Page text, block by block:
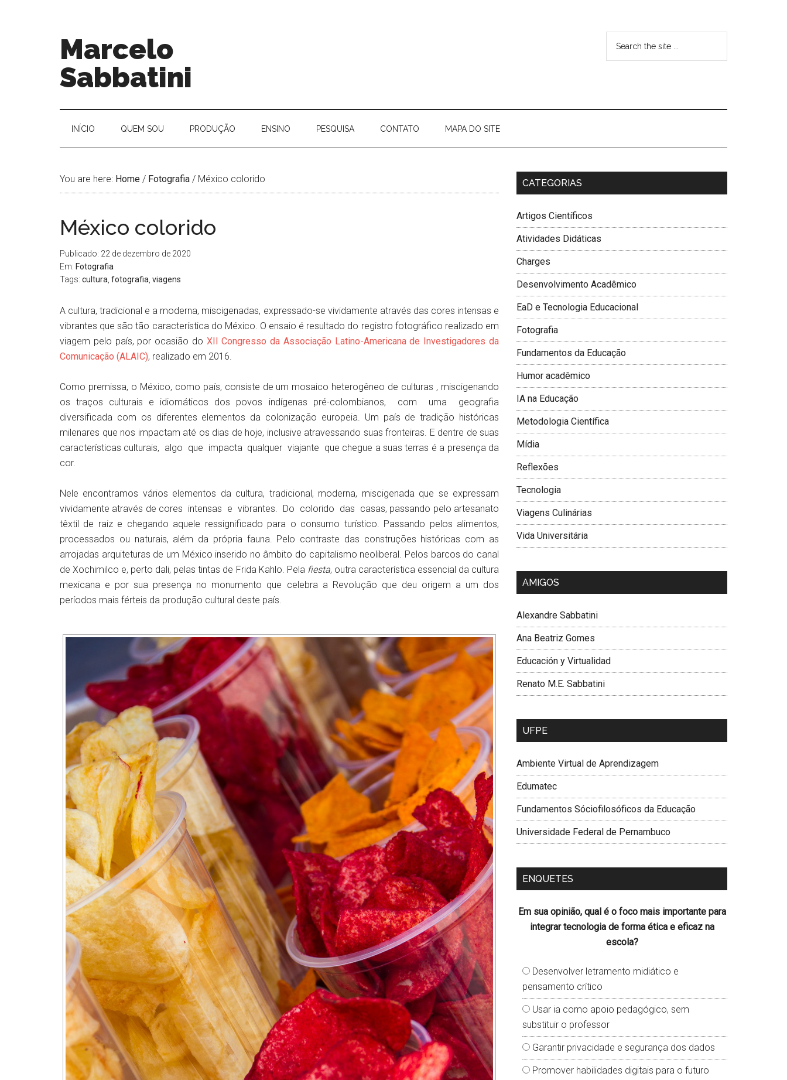
Marcelo
Sabbatini
INÍ­CIO QUEM SOU PRODUÇÃO ENSINO PESQUISA CONTATO MAPA DO SITE
You are here: Home / Fotografia / México colorido
México colorido
Publicado: 22 de dezembro de 2020
Em: Fotografia
Tags: cultura fotografia viagens
A cultura, tradicional e a moderna, miscigenadas, expressado-se vividamente através das cores intensas e
vibrantes que são tão característica do México. O ensaio é resultado do registro fotográfico realizado em
viagem pelo país, por ocasião do XII Congresso da Associação Latino-Americana de Investigadores da
Comunicação (ALAIC), realizado em 2016.
Como premissa, o México, como país, consiste de um mosaico heterogêneo de culturas , miscigenando
os traços culturais e idiomáticos dos povos indígenas pré-colombianos, com uma geografia
diversificada com os diferentes elementos da colonização europeia. Um país de tradição históricas
milenares que nos impactam até os dias de hoje, inclusive atravessando suas fronteiras. E dentre de suas
características culturais, algo que impacta qualquer viajante que chegue a suas terras é a presença da
cor.
Nele encontramos vários elementos da cultura, tradicional, moderna, miscigenada que se expressam
vividamente através de cores intensas e vibrantes. Do colorido das casas, passando pelo artesanato
têxtil de raiz e chegando aquele ressignificado para o consumo turístico. Passando pelos alimentos,
processados ou naturais, além da própria fauna. Pelo contraste das construções históricas com as
arrojadas arquiteturas de um México inserido no âmbito do capitalismo neoliberal. Pelos barcos do canal
de Xochimilco e, perto dali, pelas tintas de Frida Kahlo. Pelafiesta, outra característica essencial da cultura
mexicana e por sua presença no monumento que celebra a Revolução que deu origem a um dos
períodos mais férteis da produção cultural deste país.
CATEGORIAS
Artigos Científicos
Atividades Didáticas
Charges
Desenvolvimento Acadêmico
EaD e Tecnologia Educacional
Fotografia
Fundamentos da Educação
Humor acadêmico
IA na Educação
Metodologia Cientí­fica
Mí­dia
Reflexões
Tecnologia
Viagens Culinárias
Vida Universitária
AMIGOS
Alexandre Sabbatini
Ana Beatriz Gomes
Educación y Virtualidad
Renato M.E. Sabbatini
UFPE
Ambiente Virtual de Aprendizagem
Edumatec
Fundamentos Sóciofilosóficos da Educação
Universidade Federal de Pernambuco
ENQUETES
Em sua opinião, qual é o foco mais importante para
integrar tecnologia de forma ética e eficaz na
escola?
Desenvolver letramento midiático e
pensamento crítico
Usar ia como apoio pedagógico, sem
substituir o professor
Garantir privacidade e segurança dos dados
Promover habilidades digitais para o futuro